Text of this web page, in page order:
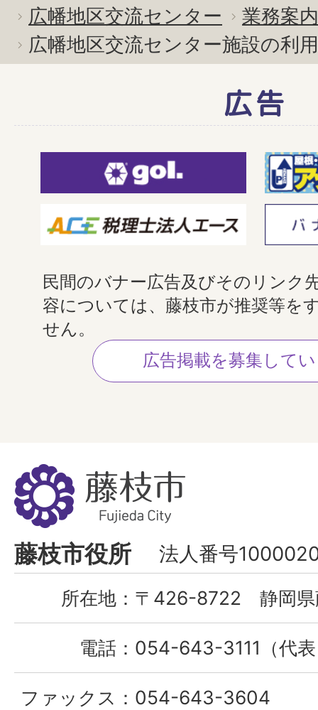
広幡地区交流センター
業務案内
広幡地区交流センター施設の利用
広告
民間のバナー広告及びそのリンク
容については、藤枝市が推奨等を
せん。
広告掲載を募集して
藤
枝
市
Fujieda
City
藤枝市役所 法人番号
所在地： 〒426-8722 静岡県
電話： 054-643-3111（代
ファックス： 054-643-3604